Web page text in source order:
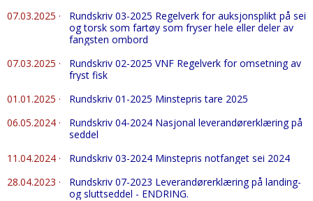
07.03.2025 ·
Rundskriv 03-2025 Regelverk for auksjonsplikt på sei
og torsk som fartøy som fryser hele eller deler av
fangsten ombord
07.03.2025 ·
Rundskriv 02-2025 VNF Regelverk for omsetning av
fryst fisk
01.01.2025 ·
Rundskriv 01-2025 Minstepris tare 2025
06.05.2024 ·
Rundskriv 04-2024 Nasjonal leverandørerklæring på
seddel
11.04.2024 ·
Rundskriv 03-2024 Minstepris notfanget sei 2024
28.04.2023 ·
Rundskriv 07-2023 Leverandørerklæring på landing-
og sluttseddel - ENDRING.